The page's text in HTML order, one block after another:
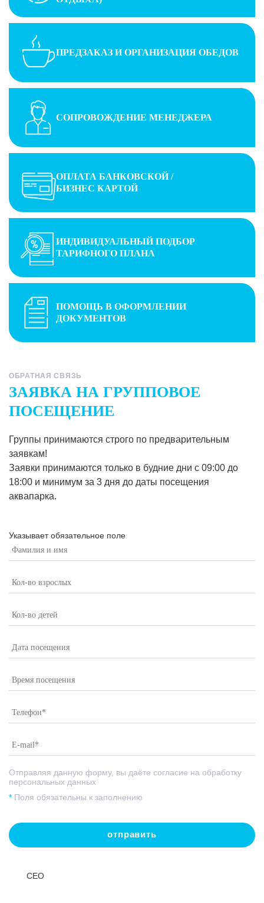
ПРЕДЗАКАЗ И ОРГАНИЗАЦИЯ ОБЕДОВ
СОПРОВОЖДЕНИЕ МЕНЕДЖЕРА
ОПЛАТА БАНКОВСКОЙ /
БИЗНЕС КАРТОЙ
ИНДИВИДУАЛЬНЫЙ ПОДБОР
ТАРИФНОГО ПЛАНА
ПОМОЩЬ В ОФОРМЛЕНИИ
ДОКУМЕНТОВ
ОБРАТНАЯ СВЯЗЬ
ЗАЯВКА НА ГРУППОВОЕ
ПОСЕЩЕНИЕ
Группы принимаются строго по предварительным
заявкам!
Заявки принимаются только в будние дни с 09:00 до
18:00 и минимум за 3 дня до даты посещения
аквапарка.
Указывает обязательное поле
Отправляя данную форму, вы даёте согласие на обработку
персональных данных
* Поля обязательны к заполнению
СЕО